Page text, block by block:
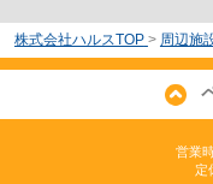
株式会社ハルスTOP > 周辺施
営業
定